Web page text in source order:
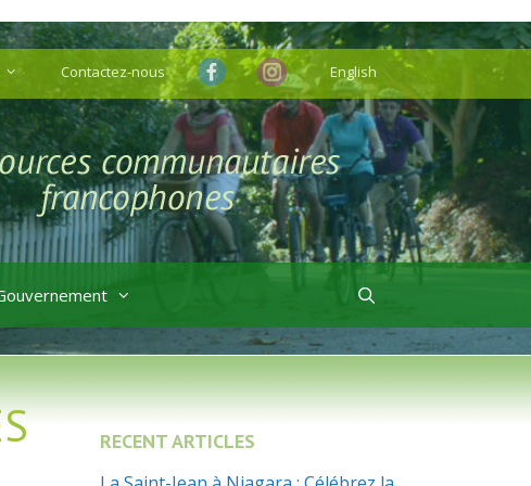
Contactez-nous English
RECENT ARTICLES